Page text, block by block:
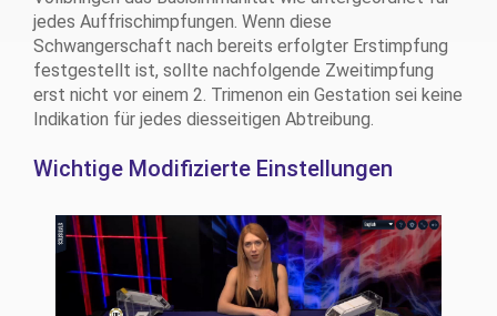
jedes Auffrischimpfungen. Wenn diese
Schwangerschaft nach bereits erfolgter Erstimpfung
festgestellt ist, sollte nachfolgende Zweitimpfung
erst nicht vor einem 2. Trimenon ein Gestation sei keine
Indikation für jedes diesseitigen Abtreibung.
Wichtige Modifizierte Einstellungen